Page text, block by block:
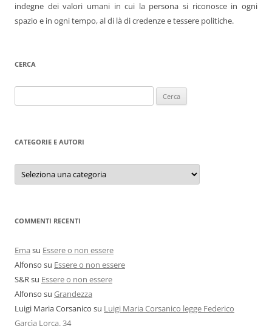
indegne dei valori umani in cui la persona si riconosce in ogni
spazio e in ogni tempo, al di là di credenze e tessere politiche.
CERCA
per:
CATEGORIE E AUTORI
Categorie
autori
COMMENTI RECENTI
Ema su Essere o non essere
Alfonso su Essere o non essere
S&Rsu Essere o non essere
Alfonso su Grandezza
Luigi Maria Corsanico su Luigi Maria Corsanico legge Federico
Garcìa Lorca. 34